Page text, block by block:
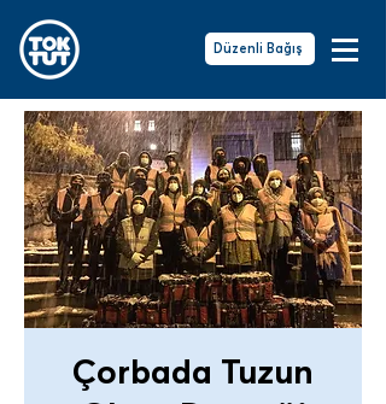
Düzenli Bağış
Çorbada Tuzun